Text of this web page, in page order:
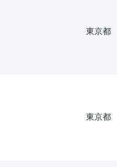
東京都
東京都